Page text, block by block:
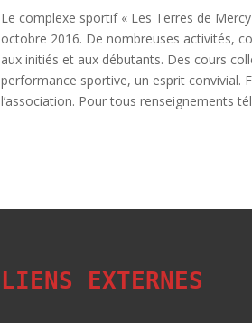
Le complexe sportif « Les Terres de
octobre 2016. De nombreuses activités,
aux initiés et aux débutants. Des cours
performance sportive, un esprit convivial.
l’association. Pour tous renseignements
LIENS EXTERNES